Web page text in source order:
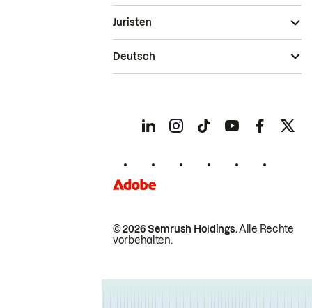
© 2026 Semrush Holdings.Alle Rechte
vorbehalten.
Juristen
Deutsch